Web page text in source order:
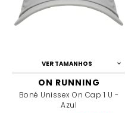
VER TAMANHOS
ON RUNNING
Boné Unissex On Cap 1 U -
Azul